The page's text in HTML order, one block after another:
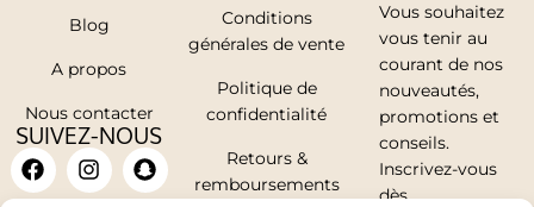
Blog
A propos
Nous contacter
SUIVEZ-NOUS
Conditions
générales de vente
Politique de
confidentialité
Retours &
remboursements
Vous souhaitez
vous tenir au
courant de nos
nouveautés,
promotions et
conseils.
Inscrivez-vous
dès